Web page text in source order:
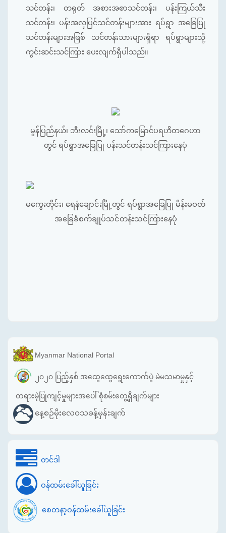
သင်တန်း၊ တရုတ် အစားအစာသင်တန်း၊ ပန်းကြယ်သီး
သင်တန်း၊ ပန်းအလှပြင်သင်တန်းများအား ရပ်ရွာ အခြေပြု
သင်တန်းများအဖြစ် သင်တန်းသားများရှိရာ ရပ်ရွာများသို့
ကွင်းဆင်းသင်ကြား ပေးလျက်ရှိပါသည်။
မွန်ပြည်နယ်၊ ဘီးလင်းမြို့၊ သော်ကမြောင်ပရဟိတဂေဟာ
တွင် ရပ်ရွာအခြေပြု ပန်းသင်တန်းသင်ကြားနေပုံ
မကွေးတိုင်း၊ ရေနံချောင်းမြို့တွင် ရပ်ရွာအခြေပြု မိန်းမဝတ်
အခြေခံစက်ချုပ်သင်တန်းသင်ကြားနေပုံ
Myanmar National Portal
၂၀၂၀ ပြည့်နှစ် အထွေထွေရွေးကောက်ပွဲ မဲမသမာမှုနှင့်
တရားမဲ့ပြုကျင့်မှုများအပေါ် စုံစမ်းတွေ့ရှိချက်များ
နေ့စဉ်မိုးလေဝသခန့်မှန်းချက်
တင်ဒါ
ဝန်ထမ်းခေါ်ယူခြင်း
စေတနာ့ဝန်ထမ်းခေါ်ယူခြင်း